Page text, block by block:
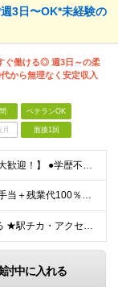
3日〜OK*未経験の
ぐ働ける◎ 週3日～の柔
から無理なく安定収入
ベテランOK
面接1回
【40代・50代の未経験の方大歓迎！】 ●学歴不問 ●未経験OK ●ブランクOK ★「体力的に無理なく働きたい」という思いをお持ちの方を歓迎します。 ★「人と話すのが好き」「誰かの役に立つ仕事がした
月給22万円～25万円＋各種手当＋残業代100％支給 ※ただし週3日勤務の場合は月給14.8万円～となります ※夜勤シフトの場合は、上記月給に加えて「深夜割増手当（22時～翌5時までの勤務に対して2
★きれいな有名施設で働ける ★駅チカ・アクセス抜群 ＜GINZA SIX＞ 東京都中央区銀座6-10-1 ＜虎ノ門ヒルズ ビジネスタワー＞ 東京都港区虎ノ門1-17-1 ＜日本都市センター会館＞
討中に入れる